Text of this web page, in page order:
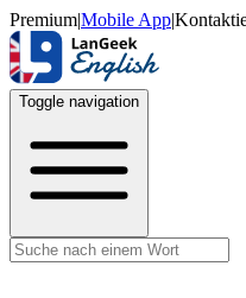
Premium|Mobile App|
Toggle navigation